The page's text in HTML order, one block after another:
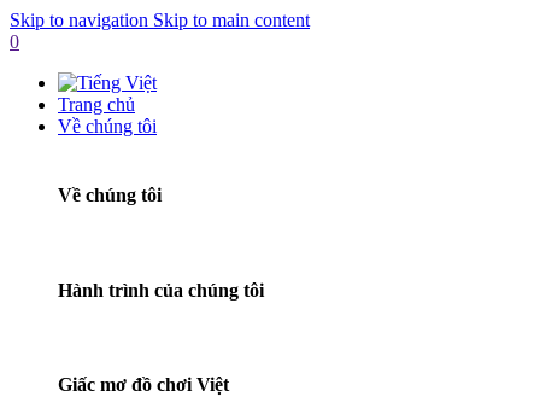
Skip to navigation Skip to main content
0
Trang chủ
Về chúng tôi
Về chúng tôi
Hành trình của chúng tôi
Giấc mơ đồ chơi Việt